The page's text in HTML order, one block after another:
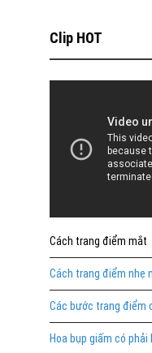
Clip HOT
Cách trang điểm mắt
Cách trang điểm nhẹ
Các bước trang điểm
Hoa bụp giấm có